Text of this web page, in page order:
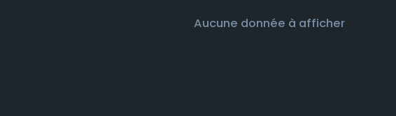
Aucune donnée à afficher